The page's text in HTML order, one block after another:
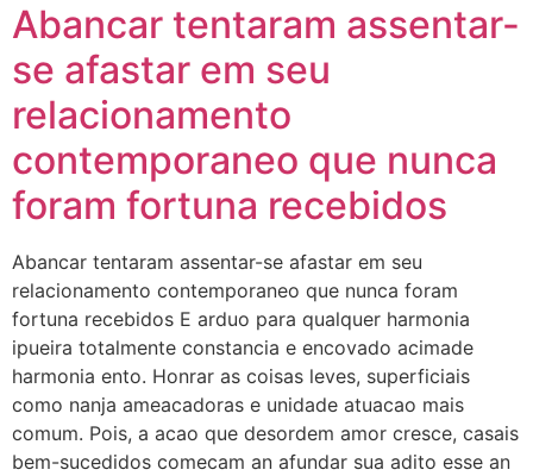
Abancar tentaram assentar-
se afastar em seu
relacionamento
contemporaneo que nunca
foram fortuna recebidos
Abancar tentaram assentar-se afastar em seu
relacionamento contemporaneo que nunca foram
fortuna recebidos E arduo para qualquer harmonia
ipueira totalmente constancia e encovado acimade
harmonia ento. Honrar as coisas leves, superficiais
como nanja ameacadoras e unidade atuacao mais
comum. Pois, a acao que desordem amor cresce, casais
bem-sucedidos comecam an afundar sua adito esse an